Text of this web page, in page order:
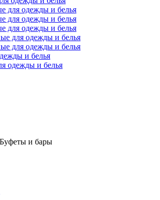
для одежды и белья
для одежды и белья
для одежды и белья
для одежды и белья
для одежды и белья
и белья
одежды и белья
и бары